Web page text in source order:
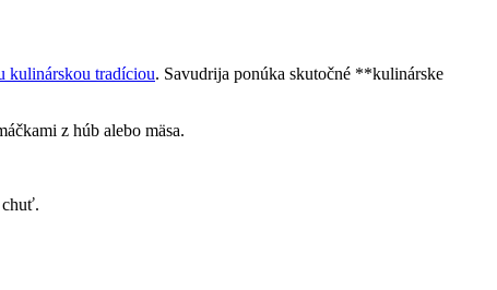
kulinárskou tradíciou. Savudrija ponúka skutočné **kulinárske
z húb alebo mäsa.
chuť.